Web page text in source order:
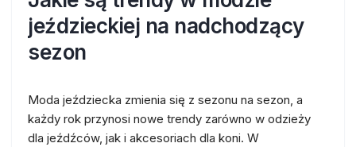
jeździeckiej na nadchodzący
sezon
Moda jeździecka zmienia się z sezonu na sezon, a
każdy rok przynosi nowe trendy zarówno w odzieży
dla jeźdźców, jak i akcesoriach dla koni. W